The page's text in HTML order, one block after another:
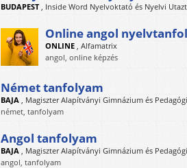
BUDAPEST, Inside Word Nyelvoktató és Nyelvi
Online angol
ONLINE , Alfamatrix
angol, online képzés
Német tanfolyam
BAJA , Magiszter Alapítványi Gimnázium és
német, tanfolyam
Angol tanfolyam
BAJA , Magiszter Alapítványi Gimnázium és
angol, tanfolyam